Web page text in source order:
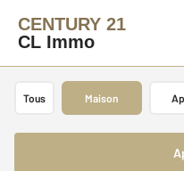
CENTURY 21
CL Immo
Tous Maison